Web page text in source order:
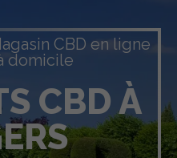
CBD en ligne
domicile
CBD À